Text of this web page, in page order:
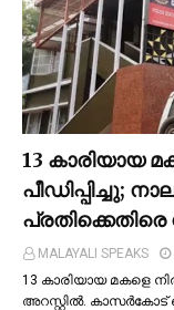
13 കാരിയായ
പീഡിപ്പിച്ചു;
MALAYALI SPEAKS
13 കാരിയായ മകളെ
അറസ്റ്റില്‍.